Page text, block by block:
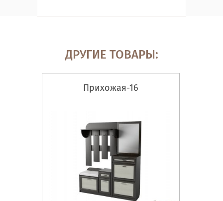
ДРУГИЕ ТОВАРЫ:
Прихожая-16